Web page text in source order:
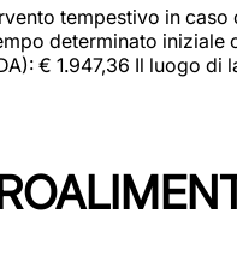
tempestivo in
determinato
€ 1.947,36 Il luogo